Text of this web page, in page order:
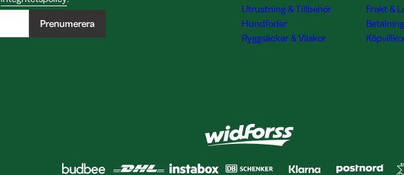
Prenumerera
Utrustning & Tillbehör
Hundfoder
Ryggsäckar & Väskor
Frakt &
Betalning